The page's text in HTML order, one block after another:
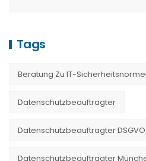
Tags
Beratung Zu IT-
Datenschutzbeauftragter
Datenschutzbeauftragter
Datenschutzbeauftragter